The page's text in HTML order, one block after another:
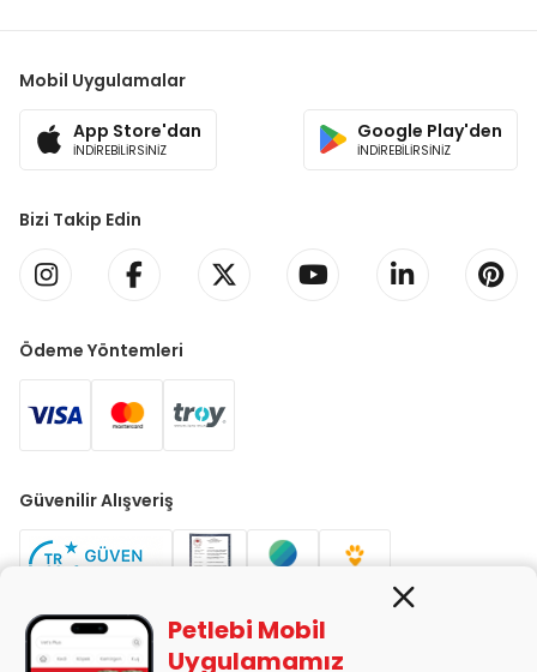
Mobil Uygulamalar
App Store'dan
İNDİREBİLİRSİNİZ
Google Play'den
İNDİREBİLİRSİNİZ
Bizi Takip Edin
Ödeme Yöntemleri
Güvenilir Alışveriş
Petlebi Mobil
Uygulamamız